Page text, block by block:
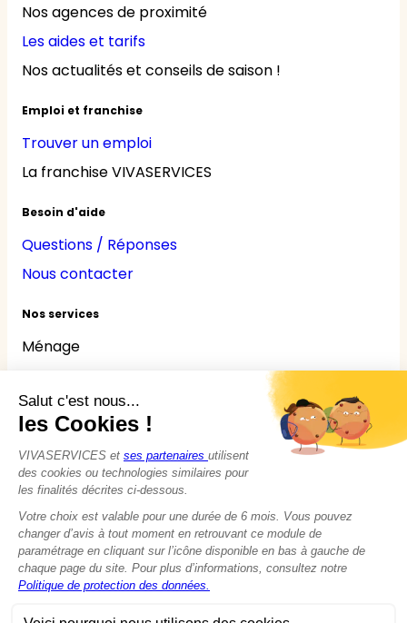
Nos agences de proximité
Les aides et tarifs
Nos actualités et conseils de saison !
Emploi et franchise
Trouver un emploi
La franchise VIVASERVICES
Besoin d'aide
Questions / Réponses
Nous contacter
Nos services
Ménage
Jardinage
Bricolage
Nounou
Seniors
Handicaps
© 2015 - 2026VIVASERVICES
Modifier vos préférences en matière de cookies